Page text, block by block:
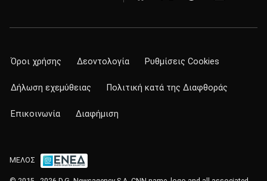
Όροι χρήσης Δεοντολογία Ρυθμίσεις Cookies
Δήλωση εχεμύθειας Πολιτική κατά της Διαφθοράς
Επικοινωνία Διαφήμιση
ΜΕΛΟΣ